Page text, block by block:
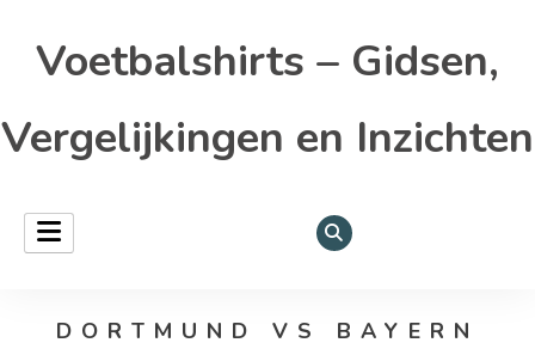
Voetbalshirts – Gidsen,
Vergelijkingen en Inzichten
DORTMUND VS BAYERN